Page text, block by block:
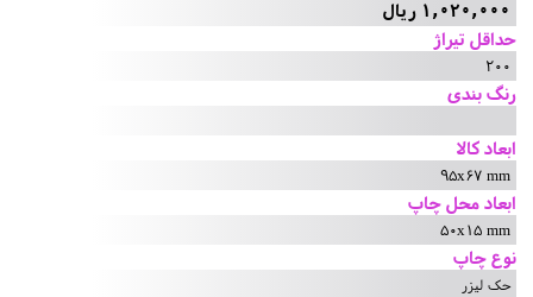
1,020,000 ریال
حداقل تیراژ
200
رنگ بندی
ابعاد کالا
95x67 mm
ابعاد محل چاپ
50x15 mm
نوع چاپ
حک لیزر